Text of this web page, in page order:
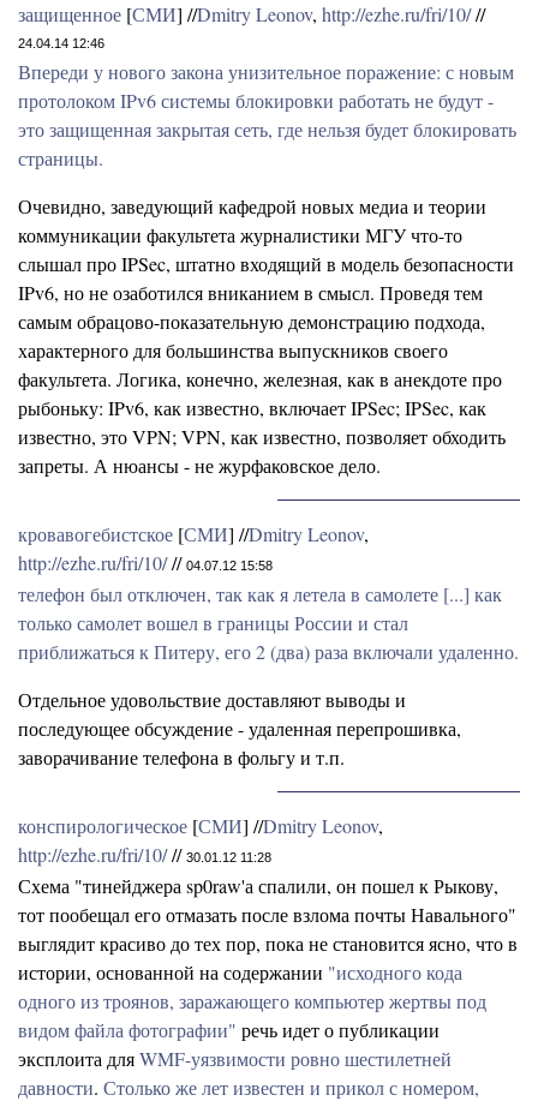
защищенное [СМИ] //Dmitry Leonov, http://ezhe.ru/fri/10///
24.04.14 12:46
Впереди у нового закона унизительное поражение: с новым
протолоком IPv6 системы блокировки работать не будут -
это защищенная закрытая сеть, где нельзя будет блокировать
страницы.
Очевидно, заведующий кафедрой новых медиа и теории
коммуникации факультета журналистики МГУ что-то
слышал про IPSec, штатно входящий в модель безопасности
IPv6, но не озаботился вниканием в смысл. Проведя тем
самым обрацово-показательную демонстрацию подхода,
характерного для большинства выпускников своего
факультета. Логика, конечно, железная, как в анекдоте про
рыбоньку: IPv6, как известно, включает IPSec; IPSec, как
известно, это VPN; VPN, как известно, позволяет обходить
запреты. А нюансы - не журфаковское дело.
кровавогебистское [СМИ] //Dmitry Leonov,
http://ezhe.ru/fri/10/// 04.07.12 15:58
телефон был отключен, так как я летела в самолете [...] как
только самолет вошел в границы России и стал
приближаться к Питеру, его 2 (два) раза включали удаленно.
Отдельное удовольствие доставляют выводы и
последующее обсуждение - удаленная перепрошивка,
заворачивание телефона в фольгу и т.п.
конспирологическое [СМИ] //Dmitry Leonov,
http://ezhe.ru/fri/10/// 30.01.12 11:28
Схема "тинейджера sp0raw'а спалили, он пошел к Рыкову,
тот пообещал его отмазать после взлома почты Навального"
выглядит красиво до тех пор, пока не становится ясно, что в
истории, основанной на содержании "исходного кода
одного из троянов, заражающего компьютер жертвы под
видом файла фотографии" речь идет о публикации
эксплоита дляWMF-уязвимости ровно шестилетней
давности. Столько же лет известен и прикол с номером,